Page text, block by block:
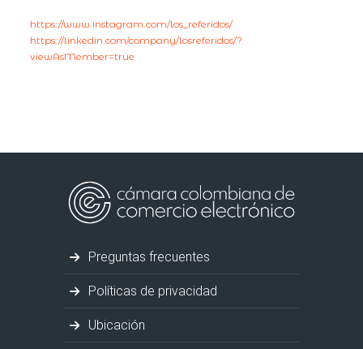
https://www.instagram.com/los_referidos/
https://linkedin.com/company/losreferidos/?
viewAsMember=true
Preguntas frecuentes
Políticas de privacidad
Ubicación